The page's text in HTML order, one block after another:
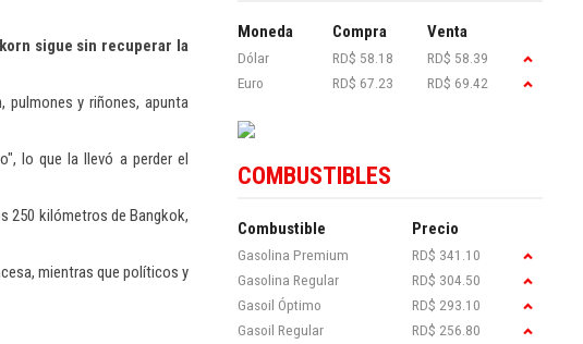
sigue sin recuperar la
y riñones, apunta
lo que la llevó a perder el
250 kilómetros de Bangkok,
mientras que políticos y
Moneda Compra Venta
Dólar RD$ 58.18
RD$ 58.39
Euro
RD$ 67.23 RD$ 69.42
COMBUSTIBLES
Combustible Precio
Gasolina Premium
RD$ 341.10
Gasolina Regular
RD$ 304.50
Gasoil Óptimo
RD$ 293.10
Gasoil Regular
RD$ 256.80